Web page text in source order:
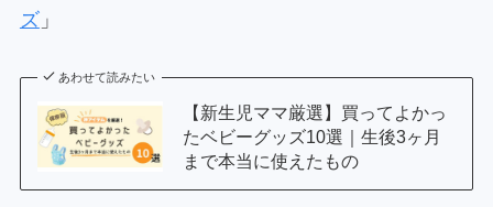
ズ」
あわせて読みたい
【新生児ママ厳選】買ってよかっ
たベビーグッズ10選｜生後3ヶ月
まで本当に使えたもの